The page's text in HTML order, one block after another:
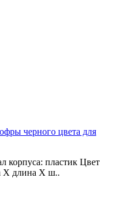
черного цвета для
корпуса: пластик Цвет
X длина X ш..